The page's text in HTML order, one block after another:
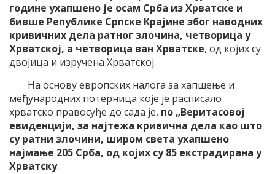
године ухапшено је осам Срба из Хрватске и
бивше Републике Српске Крајине због наводних
кривичних дела ратног злочина, четворица у
Хрватској, а четворица ван Хрватске, од којих су
двојица и изручена Хрватској.
На основу европских налога за хапшење и
међународних потерница које је расписало
хрватско правосуђе до сада је, по „Веритасовој
евиденцији, за најтежа кривична дела као што
су ратни злочини, широм света ухапшено
најмање 205 Срба, од којих су 85 екстрадирана у
Хрватску.